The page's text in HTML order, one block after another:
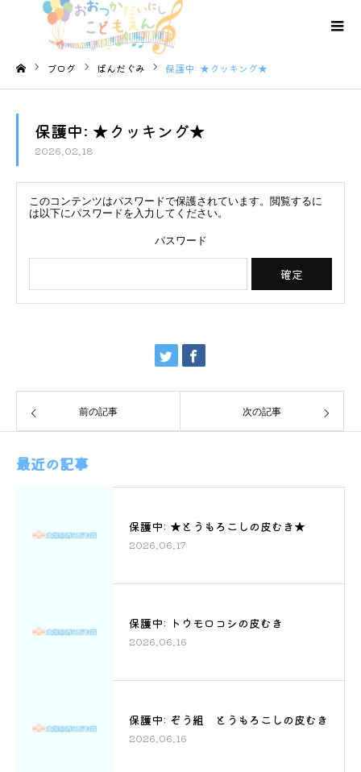
ブログ ぱんだぐみ 保護中: ★クッキング★
保護中: ★クッキング★
2026.02.18
このコンテンツはパスワードで保護されています。閲覧するに
は以下にパスワードを入力してください。
パスワード
前の記事 次の記事
最近の記事
保護中: ★とうもろこしの皮むき★
2026.06.17
保護中: トウモロコシの皮むき
2026.06.16
保護中: ぞう組 とうもろこしの皮むき
2026.06.16